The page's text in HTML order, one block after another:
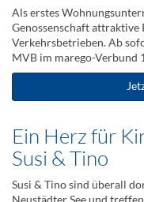
Als erstes
Genossenschaft
Verkehrsbetrieben. Ab
MVB im marego-Verbund
Ein Herz für
Susi & Tino
Susi & Tino sind überall
Neustädter See und